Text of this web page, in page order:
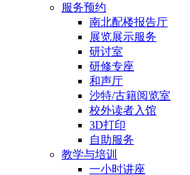
服务预约
南北配楼报告厅
展览展示服务
研讨室
研修专座
和声厅
沙特/古籍阅览室
校外读者入馆
3D打印
自助服务
教学与培训
一小时讲座